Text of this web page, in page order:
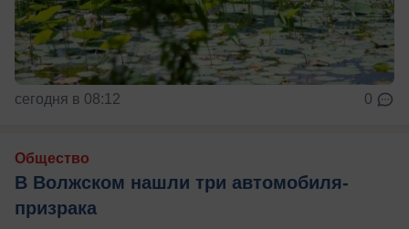
сегодня в 08:12 0
Общество
В Волжском нашли три автомобиля-
призрака